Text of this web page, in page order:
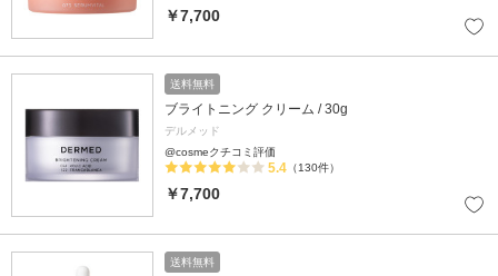
￥7,700
送料無料
ブライトニング クリーム / 30g
デルメッド
@cosmeクチコミ評価
5.4 （130件）
￥7,700
送料無料